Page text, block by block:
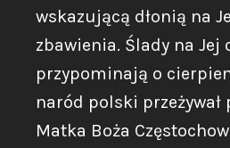
wskazującą dłonią na
zbawienia. Ślady na Jej
przypominają o
naród polski przeżywał
Matka Boża